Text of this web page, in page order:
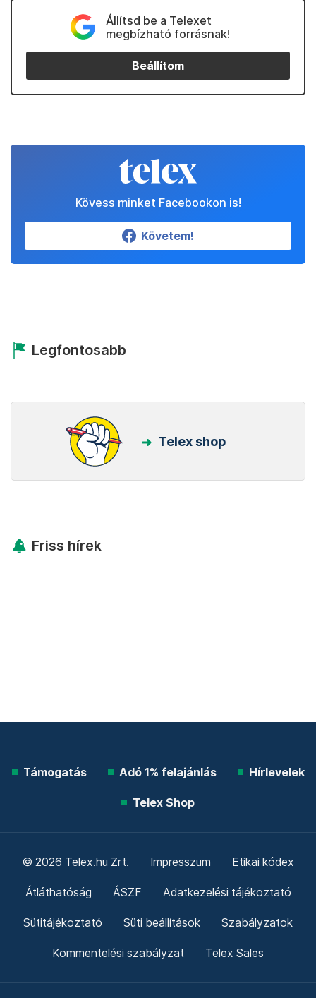
Állítsd be a Telexet
megbízható forrásnak!
Beállítom
Kövess minket Facebookon is!
Követem!
Legfontosabb
Telex shop
Friss hírek
Támogatás Adó 1% felajánlás Hírlevelek
Telex Shop
© 2026 Telex.hu Zrt. Impresszum Etikai kódex
Átláthatóság ÁSZF Adatkezelési tájékoztató
Sütitájékoztató Süti beállítások Szabályzatok
Kommentelési szabályzat Telex Sales